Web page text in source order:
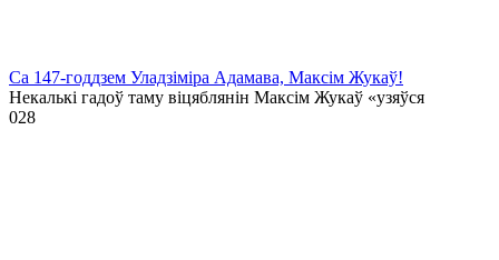
Са 147-годдзем Уладзіміра Адамава, Максім Жукаў!
Некалькі гадоў таму віцяблянін Максім Жукаў «узяўся
028